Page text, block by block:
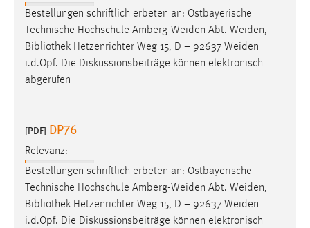
Bestellungen schriftlich erbeten an: Ostbayerische
Technische Hochschule Amberg-Weiden Abt. Weiden,
Bibliothek Hetzenrichter Weg 15, D – 92637 Weiden
i.d.Opf. Die Diskussionsbeiträge können elektronisch
abgerufen
[PDF] DP76
Relevanz:
Bestellungen schriftlich erbeten an: Ostbayerische
Technische Hochschule Amberg-Weiden Abt. Weiden,
Bibliothek Hetzenrichter Weg 15, D – 92637 Weiden
i.d.Opf. Die Diskussionsbeiträge können elektronisch